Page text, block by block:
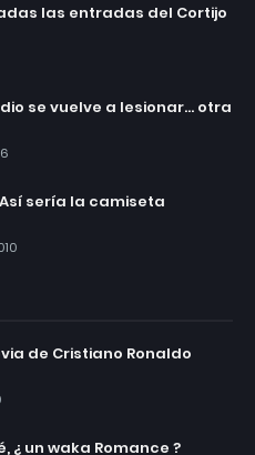
las entradas del Cortijo
se vuelve a lesionar... otra
sería la camiseta
de Cristiano Ronaldo
¿ un waka Romance ?